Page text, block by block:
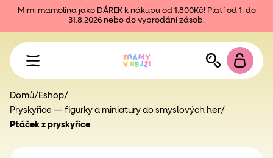
Mimi mamolína jako DÁREK k nákupu od 1.800Kč! Platí od 1. do
31.8.2026 nebo do vyprodání zásob.
Domů/ Eshop/
Pryskyřice — figurky a miniatury do smyslových her/
Ptáček z pryskyřice